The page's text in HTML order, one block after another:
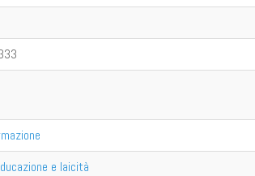
e laicità